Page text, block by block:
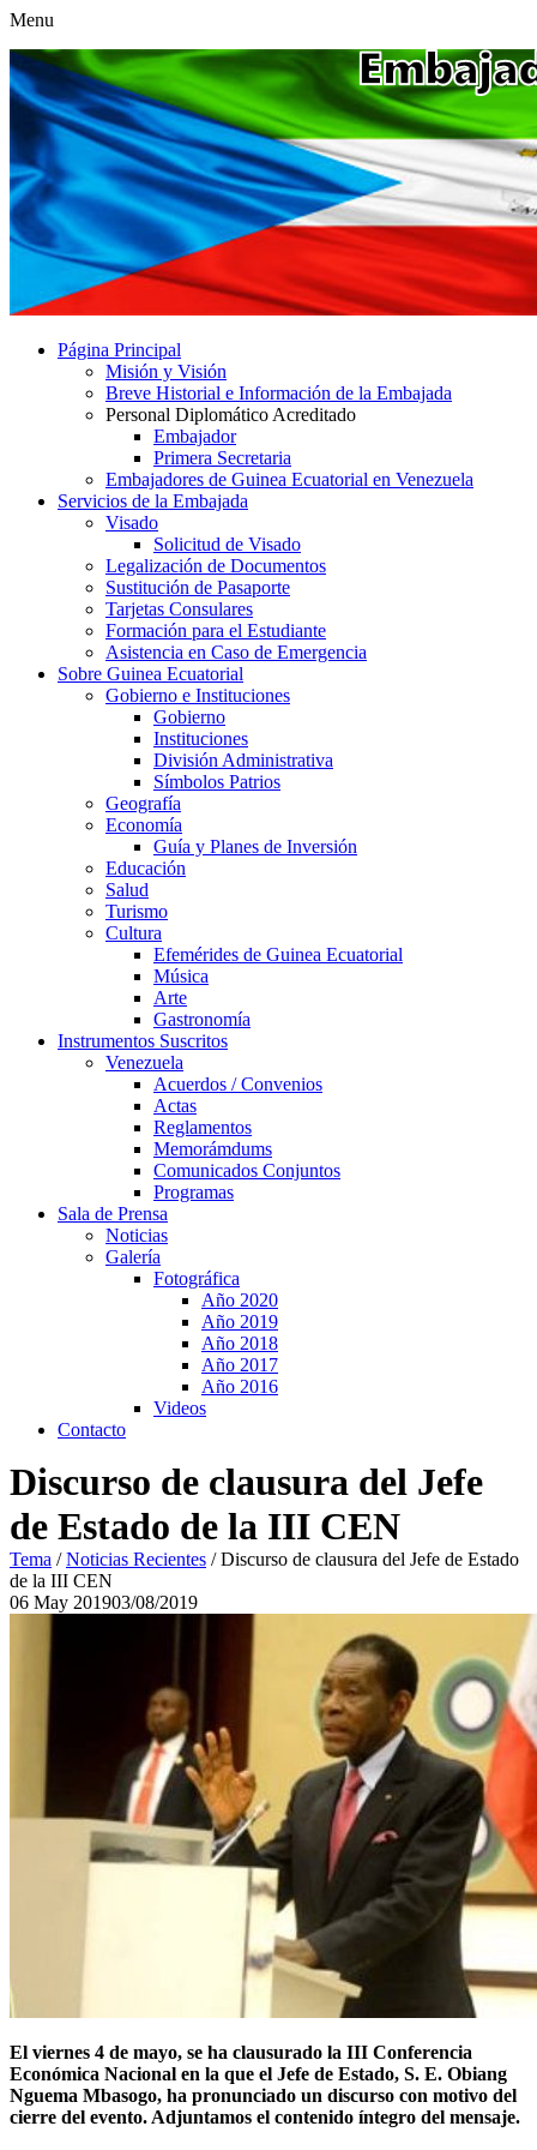
Menu
Página Principal
Misión y Visión
Breve Historial e Información de la Embajada
Personal Diplomático Acreditado
Embajador
Primera Secretaria
Embajadores de Guinea Ecuatorial en Venezuela
Servicios de la Embajada
Visado
Solicitud de Visado
Legalización de Documentos
Sustitución de Pasaporte
Tarjetas Consulares
Formación para el Estudiante
Asistencia en Caso de Emergencia
Sobre Guinea Ecuatorial
Gobierno e Instituciones
Gobierno
Instituciones
División Administrativa
Símbolos Patrios
Geografía
Economía
Guía y Planes de Inversión
Educación
Salud
Turismo
Cultura
Efemérides de Guinea Ecuatorial
Música
Arte
Gastronomía
Instrumentos Suscritos
Venezuela
Acuerdos / Convenios
Actas
Reglamentos
Memorámdums
Comunicados Conjuntos
Programas
Sala de Prensa
Noticias
Galería
Fotográfica
Año 2020
Año 2019
Año 2018
Año 2017
Año 2016
Videos
Contacto
Discurso de clausura del Jefe
de Estado de la III CEN
Tema /Noticias Recientes /Discurso de clausura del Jefe de Estado
de la III CEN
06 May 201903/08/2019
El viernes 4 de mayo, se ha clausurado la III Conferencia
Económica Nacional en la que el Jefe de Estado, S. E. Obiang
Nguema Mbasogo, ha pronunciado un discurso con motivo del
cierre del evento. Adjuntamos el contenido íntegro del mensaje.